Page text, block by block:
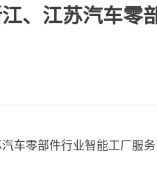
、江苏汽车零